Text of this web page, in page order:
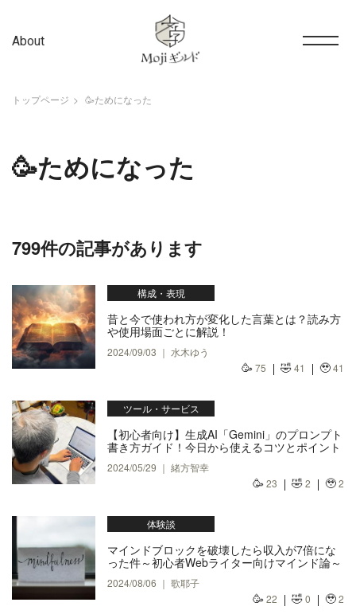
About
トップページ 🥳ためになった
🥳ためになった
799件の記事があります
構成・表現
昔と今で使われ方が変化した言葉とは？読み方
や使用場面ごとに解説！
2024/09/03 ｜ 水木ゆう
🥳 75 🤣41 🥹41
ツール・サービス
【初心者向け】生成AI「Gemini」のプロンプト
書き方ガイド！今日から使えるコツとポイント
2024/05/29 ｜ 緒方智幸
🥳 23 🤣2 🥹2
体験談
マインドブロックを破壊したら収入が7倍にな
った件～初心者Webライター向けマインド論～
2024/08/06 ｜ 歌耶子
🥳 22 🤣0 🥹2